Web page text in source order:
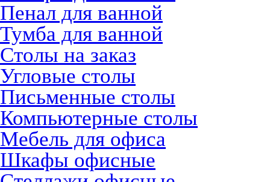
Пенал для ванной
Тумба для ванной
Столы на заказ
Угловые столы
Письменные столы
Компьютерные столы
Мебель для офиса
Шкафы офисные